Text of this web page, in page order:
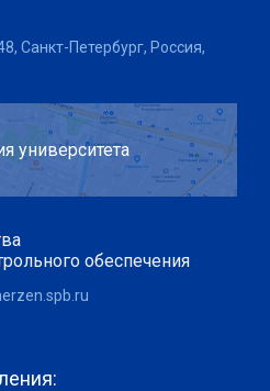
Санкт-Петербург, Россия,
университета
обеспечения